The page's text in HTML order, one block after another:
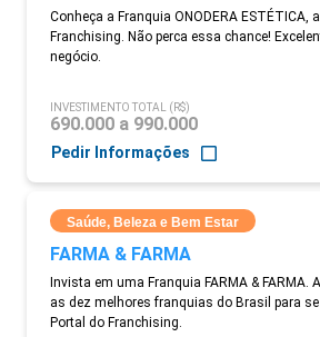
Conheça a Franquia ONODERA ESTÉTICA,
Franchising. Não perca essa chance!
negócio.
INVESTIMENTO TOTAL (R$)
690.000 a 990.000
Pedir Informações
Saúde, Beleza e Bem Estar
FARMA & FARMA
Invista em uma Franquia FARMA & FARMA.
as dez melhores franquias do Brasil para
Portal do Franchising.